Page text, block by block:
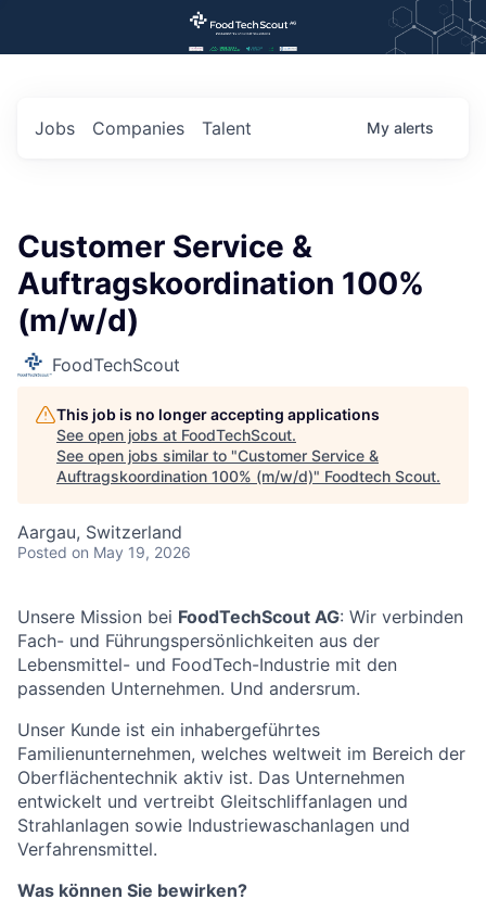
Jobs Companies Talent My alerts
Customer Service &
Auftragskoordination 100%
(m/w/d)
FoodTechScout
This job is no longer accepting applications
See open jobs at FoodTechScout.
See open jobs similar to "Customer Service &
Auftragskoordination 100% (m/w/d)" Foodtech Scout.
Aargau, Switzerland
Posted on May 19, 2026
Unsere Mission bei FoodTechScout AG: Wir verbinden
Fach- und Führungspersönlichkeiten aus der
Lebensmittel- und FoodTech-Industrie mit den
passenden Unternehmen. Und andersrum.
Unser Kunde ist ein inhabergeführtes
Familienunternehmen, welches weltweit im Bereich der
Oberflächentechnik aktiv ist. Das Unternehmen
entwickelt und vertreibt Gleitschliffanlagen und
Strahlanlagen sowie Industriewaschanlagen und
Verfahrensmittel.
Was können Sie bewirken?